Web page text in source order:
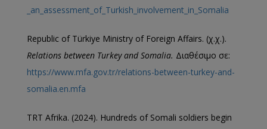
_an_assessment_of_Turkish_involvement_in_Somalia
Republic of Türkiye Ministry of Foreign Affairs. (χ.χ.).
Relations between Turkey and Somalia. Διαθέσιμο σε:
https://www.mfa.gov.tr/relations-between-turkey-and-
somalia.en.mfa
TRT Afrika. (2024). Hundreds of Somali soldiers begin